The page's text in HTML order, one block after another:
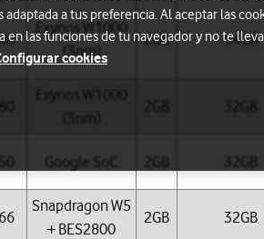
Exynos W1000
(3nm)
2GB 64GB
Exynos W1000
Google SoC 2GB 32GB
Snapdragon W5
+ BES2800
2GB 32GB
a tus preferencia. Al aceptar las
las funciones de tu navegador y no te
cookies